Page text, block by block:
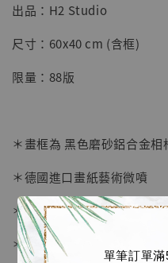
單筆訂單
【店內現貨】七龍
NT$ 4,280
出品：H2 Studio
尺寸：60x40 cm (含框)
限量：88版
＊畫框為 黑色磨砂鋁合金相
＊德國進口畫紙藝術微噴
＊表面配有防塵透明壓克力
＊背面爲防潮背板